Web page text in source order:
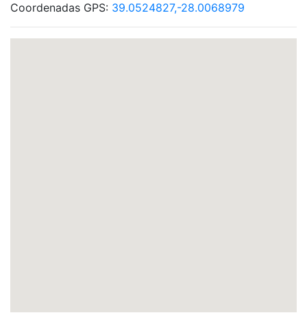
Coordenadas GPS: 39.0524827,-28.0068979